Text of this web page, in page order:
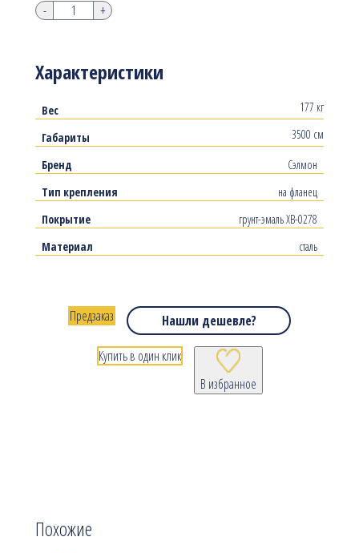
Характеристики
Вес
177 кг
Габариты
3500 см
Бренд
Сэлмон
Тип крепления
на фланец
Покрытие
грунт-эмаль ХВ-0278
Материал
сталь
- +
Нашли дешевле?
В избранное
Предзаказ
Купить в один клик
Похожие